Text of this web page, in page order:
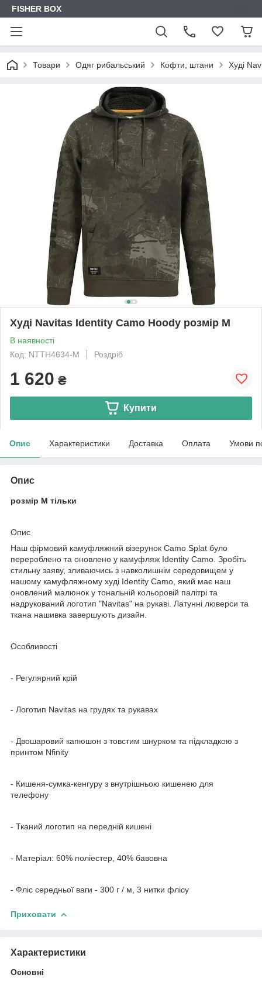
FISHER BOX
Товари Одяг рибальський Кофти, штани Худі
Худі Navitas Identity Camo Hoody розмір M
В наявності
Код: NTTH4634-M
Роздріб
1 620 ₴
Купити
Опис Характеристики Доставка Оплата Умови
Опис
розмір M тільки
Опис
Наш фірмовий камуфляжний візерунок Camo Splat було
перероблено та оновлено у камуфляж Identity Camo. Зробіть
стильну заяву, зливаючись з навколишнім середовищем у
нашому камуфляжному худі Identity Camo, який має наш
оновлений малюнок у тональній кольоровій палітрі та
надрукований логотип "Navitas" на рукаві. Латунні люверси та
ткана нашивка завершують дизайн.
Особливості
- Регулярний крій
- Логотип Navitas на грудях та рукавах
- Двошаровий капюшон з товстим шнурком та підкладкою з
принтом Nfinity
- Кишеня-сумка-кенгуру з внутрішньою кишенею для
телефону
- Тканий логотип на передній кишені
- Матеріал: 60% поліестер, 40% бавовна
- Фліс середньої ваги - 300 г / м, 3 нитки флісу
Приховати
Характеристики
Основні